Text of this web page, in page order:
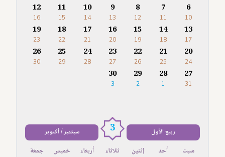
6
10
7
11
8
12
9
13
10
14
11
15
12
16
13
17
14
18
15
19
16
20
17
21
18
22
19
23
20
24
21
25
22
26
23
27
24
28
25
29
26
30
27
31
28
1
29
2
30
3
ربيع الأول 3 سبتمبر / أكتوبر
سبت أحد إثنين ثلاثاء أربعاء خميس جمعة